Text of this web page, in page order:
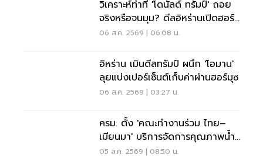
วิเคราะห์ท่าที 'โดนัลด์ ทรัมป์' ถอย
จริงหรือจนมุม? ดีลอิหร่านเปิดฮอร์
มุซ
06 ส.ค. 2569 | 06:08 น.
อิหร่าน เมินดีลทรัมป์ ผนึก 'โอมาน'
ลุยแบ่งเปอร์เซ็นต์เก็บค่าผ่านฮอร์มุซ
06 ส.ค. 2569 | 03:27 น.
ครม. ตั้ง 'คณะทำงานร่วม ไทย–
เมียนมา' บริการจัดการคุณภาพน้ำ
ข้ามแดน
05 ส.ค. 2569 | 08:50 น.